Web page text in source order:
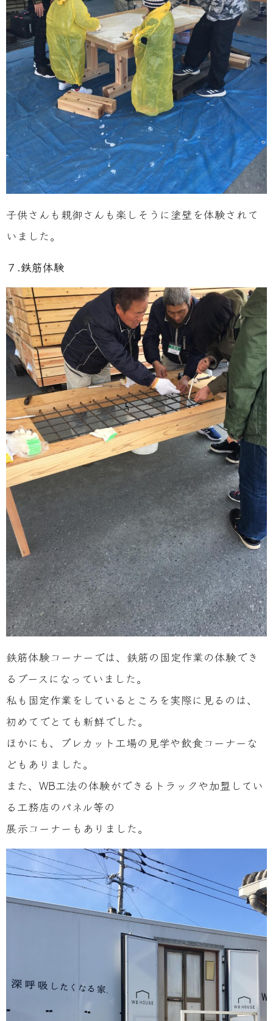
子供さんも親御さんも楽しそうに塗壁を体験されて
いました。
７.鉄筋体験
鉄筋体験コーナーでは、鉄筋の固定作業の体験でき
るブースになっていました。
私も固定作業をしているところを実際に見るのは、
初めてでとても新鮮でした。
ほかにも、プレカット工場の見学や飲食コーナーな
どもありました。
また、WB工法の体験ができるトラックや加盟してい
る工務店のパネル等の
展示コーナーもありました。